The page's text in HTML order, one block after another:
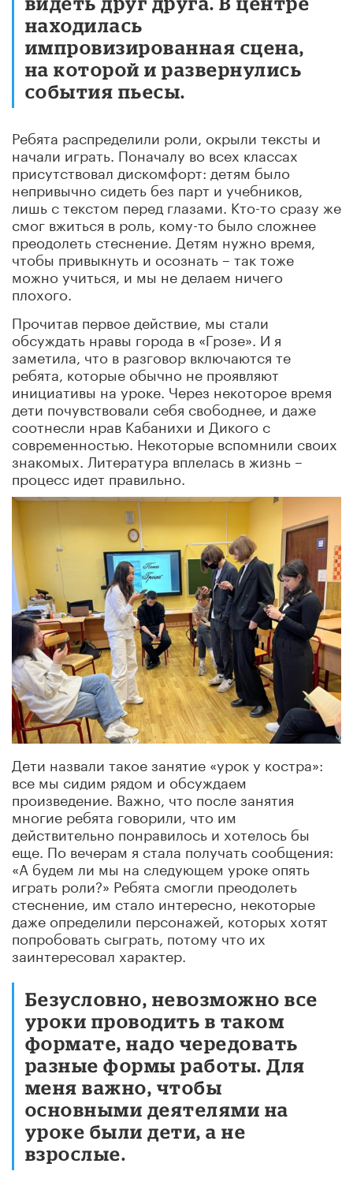
находилась
импровизированная сцена,
на которой и развернулись
события пьесы.
Ребята распределили роли, окрыли тексты и
начали играть. Поначалу во всех классах
присутствовал дискомфорт: детям было
непривычно сидеть без парт и учебников,
лишь с текстом перед глазами. Кто-то сразу же
смог вжиться в роль, кому-то было сложнее
преодолеть стеснение. Детям нужно время,
чтобы привыкнуть и осознать – так тоже
можно учиться, и мы не делаем ничего
плохого.
Прочитав первое действие, мы стали
обсуждать нравы города в «Грозе». И я
заметила, что в разговор включаются те
ребята, которые обычно не проявляют
инициативы на уроке. Через некоторое время
дети почувствовали себя свободнее, и даже
соотнесли нрав Кабанихи и Дикого с
современностью. Некоторые вспомнили своих
знакомых. Литература вплелась в жизнь –
процесс идет правильно.
Дети назвали такое занятие «урок у костра»:
все мы сидим рядом и обсуждаем
произведение. Важно, что после занятия
многие ребята говорили, что им
действительно понравилось и хотелось бы
еще. По вечерам я стала получать сообщения:
«А будем ли мы на следующем уроке опять
играть роли?» Ребята смогли преодолеть
стеснение, им стало интересно, некоторые
даже определили персонажей, которых хотят
попробовать сыграть, потому что их
заинтересовал характер.
Безусловно, невозможно все
уроки проводить в таком
формате, надо чередовать
разные формы работы. Для
меня важно, чтобы
основными деятелями на
уроке были дети, а не
взрослые.